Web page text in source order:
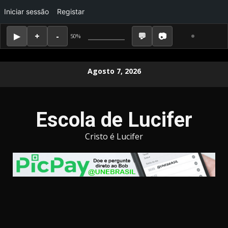
50%
Iniciar sessão Registar
Agosto 7, 2026
Escola de Lucifer
Cristo é Lucifer